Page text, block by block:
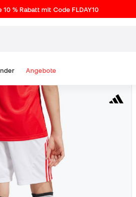
% Rabatt mit Code FLDAY10
Angebote